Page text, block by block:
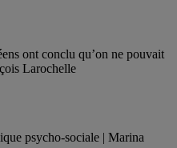
ont conclu qu’on ne pouvait
Larochelle
psycho-sociale | Marina